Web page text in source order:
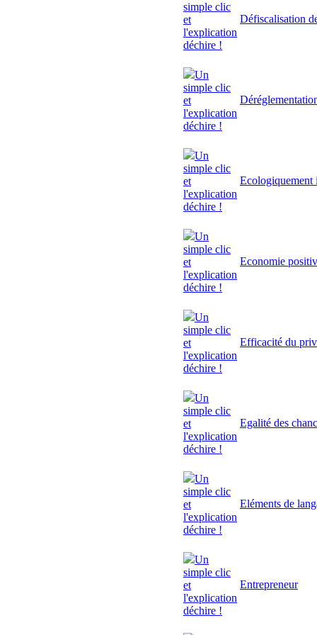
simple clic
et
l'explication
déchire !
Défiscalisation
Un
simple clic
et
l'explication
déchire !
Un
simple clic
et
l'explication
déchire !
Ecologiquement
Un
simple clic
et
l'explication
déchire !
Economie
Un
simple clic
et
l'explication
déchire !
Efficacité du
Un
simple clic
et
l'explication
déchire !
Egalité des
Un
simple clic
et
l'explication
déchire !
Eléments de
Un
simple clic
et
l'explication
déchire !
Entrepreneur